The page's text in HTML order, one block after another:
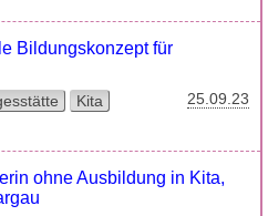
Bildungskonzept für
Kita 25.09.23
ohne Ausbildung in Kita,